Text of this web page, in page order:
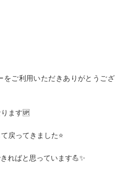
をご利用いただきありがとうござ
ます🆙
戻ってきました⭐️
ればと思っています💪✨